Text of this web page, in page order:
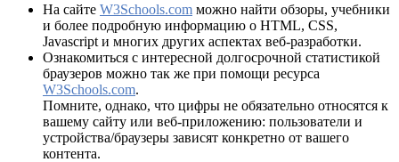
На сайте W3Schools.com можно найти обзоры, учебники
и более подробную информацию о HTML, CSS,
Javascript и многих других аспектах веб-разработки.
Ознакомиться с интересной долгосрочной статистикой
браузеров можно так же при помощи ресурса
W3Schools.com.
Помните, однако, что цифры не обязательно относятся к
вашему сайту или веб-приложению: пользователи и
устройства/браузеры зависят конкретно от вашего
контента.